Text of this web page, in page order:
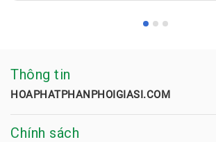
Thông tin
HOAPHATPHANPHOIGIASI.COM
Chính sách